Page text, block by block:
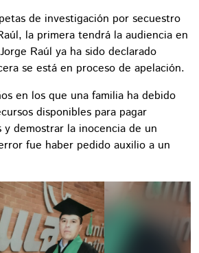
de investigación por secuestro
la primera tendrá la audiencia en
Raúl ya ha sido declarado
se está en proceso de apelación.
en los que una familia ha debido
disponibles para pagar
y demostrar la inocencia de un
fue haber pedido auxilio a un